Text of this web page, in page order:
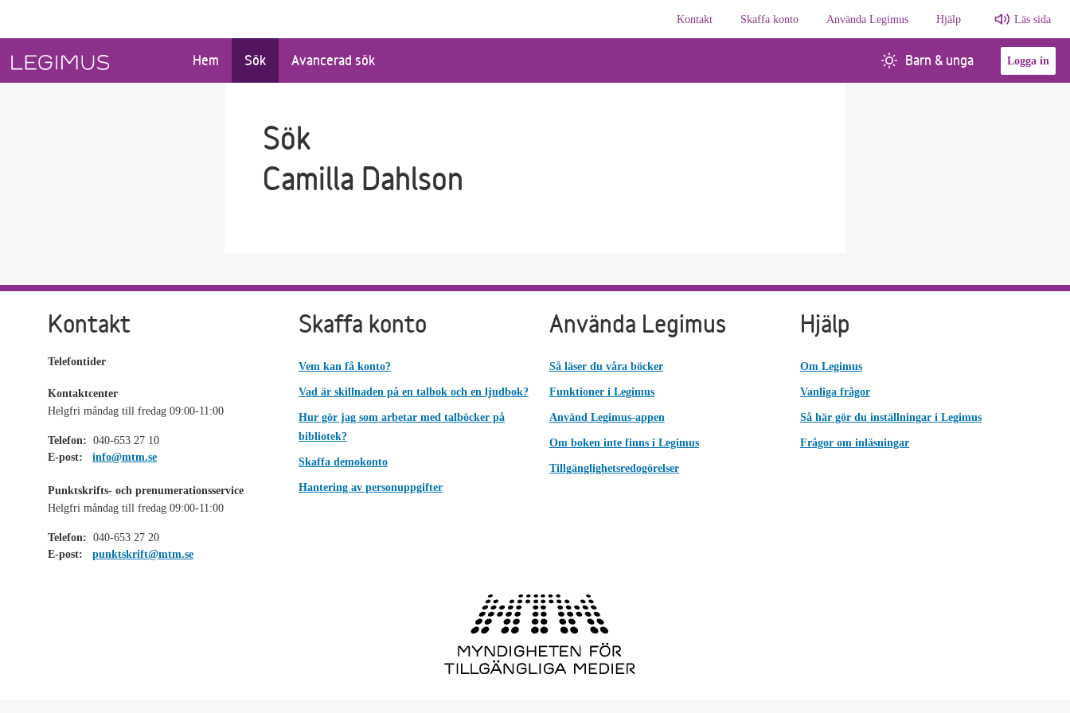
Kontakt
Skaffa konto Använda Legimus Hjälp Läs sida
Hem Sök Avancerad sök Barn & unga Logga in
Sök
Camilla Dahlson
Kontakt
Telefontider
Kontaktcenter
Helgfri måndag till fredag 09:00-11:00
Telefon: 040-653 27 10
E-post:
info@mtm.se
Punktskrifts- och prenumerationsservice
Helgfri måndag till fredag 09:00-11:00
Telefon: 040-653 27 20
E-post:
punktskrift@mtm.se
Skaffa konto
Vem kan få konto?
Vad är skillnaden på en talbok och en ljudbok?
Hur gör jag som arbetar med talböcker på
bibliotek?
Skaffa demokonto
Hantering av personuppgifter
Använda Legimus
Så läser du våra böcker
Funktioner i Legimus
Använd Legimus-appen
Om boken inte finns i Legimus
Tillgänglighetsredogörelser
Hjälp
Om Legimus
Vanliga frågor
Så här gör du inställningar i Legimus
Frågor om inläsningar